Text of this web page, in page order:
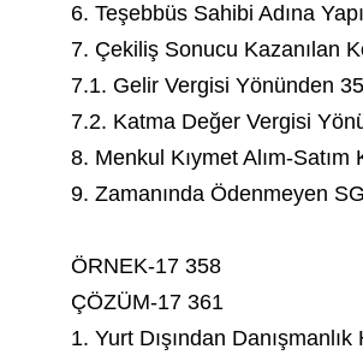
6. Teşebbüs Sahibi Adına
7. Çekiliş Sonucu Kazanılan
7.1. Gelir Vergisi Yönünden
7.2. Katma Değer Vergisi
8. Menkul Kıymet Alım-Satım
9. Zamanında Ödenmeyen
ÖRNEK-17 358
ÇÖZÜM-17 361
1. Yurt Dışından